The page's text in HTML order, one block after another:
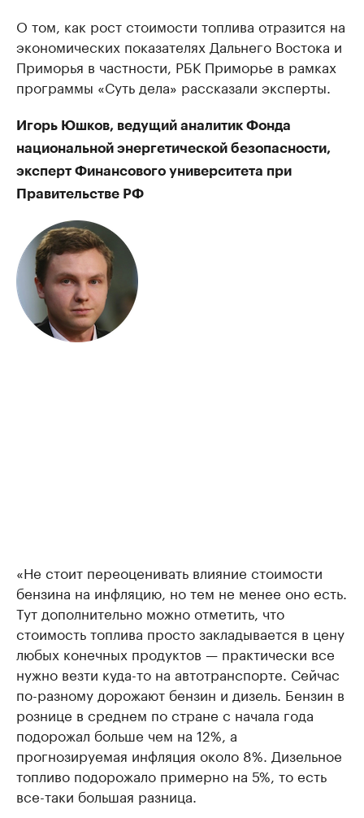
О том, как рост стоимости топлива отразится на
экономических показателях Дальнего Востока и
Приморья в частности, РБК Приморье в рамках
программы «Суть дела» рассказали эксперты.
Игорь Юшков, ведущий аналитик Фонда
национальной энергетической безопасности,
эксперт Финансового университета при
Правительстве РФ
«Не стоит переоценивать влияние стоимости
бензина на инфляцию, но тем не менее оно есть.
Тут дополнительно можно отметить, что
стоимость топлива просто закладывается в цену
любых конечных продуктов — практически все
нужно везти куда-то на автотранспорте. Сейчас
по-разному дорожают бензин и дизель. Бензин в
рознице в среднем по стране с начала года
подорожал больше чем на 12%, а
прогнозируемая инфляция около 8%. Дизельное
топливо подорожало примерно на 5%, то есть
все-таки большая разница.